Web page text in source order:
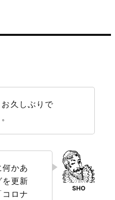
久しぶりで
かあ
を更新
ロナ